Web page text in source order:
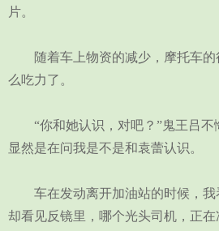
片。
随着车上物资的减少，摩托车的
么吃力了。
“你和她认识，对吧？”鬼王吕不
显然是在问我是不是和袁蕾认识。
车在发动离开加油站的时候，我
却看见反镜里，哪个光头司机，正